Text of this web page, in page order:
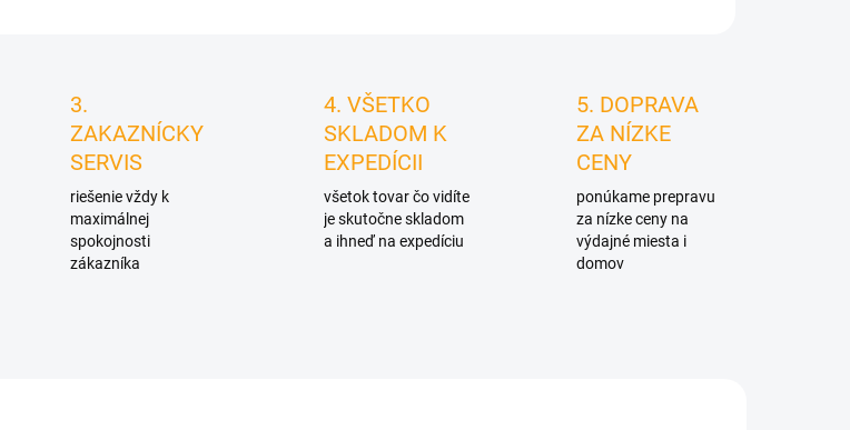
3.
ZAKAZNÍCKY
SERVIS
riešenie vždy k
maximálnej
spokojnosti
zákazníka
4. VŠETKO
SKLADOM K
EXPEDÍCII
všetok tovar čo vidíte
je skutočne skladom
a ihneď na expedíciu
5. DOPRAVA
ZA NÍZKE
CENY
ponúkame prepravu
za nízke ceny na
výdajné miesta i
domov